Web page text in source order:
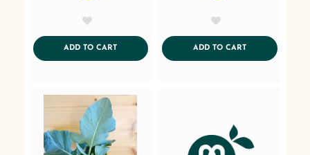
ADD TO CARTADDTOCART ADD TO CARTADDTOCART